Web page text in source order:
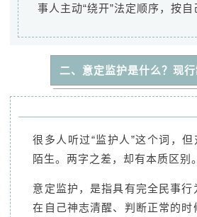
事人主动“绕开”法定顺序，按自
二、意定监护是什么？现
很多人听过“监护人”这个词，但
陌生。两字之差，却有本质区别。
意定监护，是指具有完全民事行
在自己神志清醒、判断正常的时